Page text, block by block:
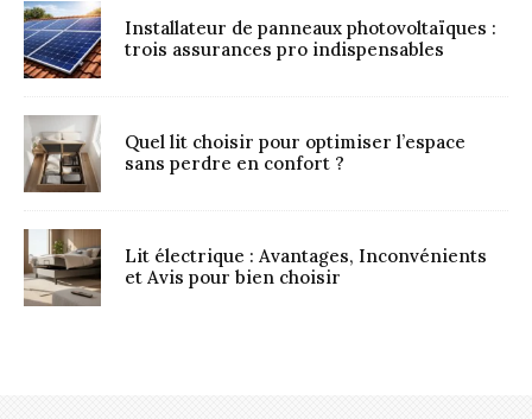
Installateur de panneaux photovoltaïques :
trois assurances pro indispensables
Quel lit choisir pour optimiser l’espace
sans perdre en confort ?
Lit électrique : Avantages, Inconvénients
et Avis pour bien choisir